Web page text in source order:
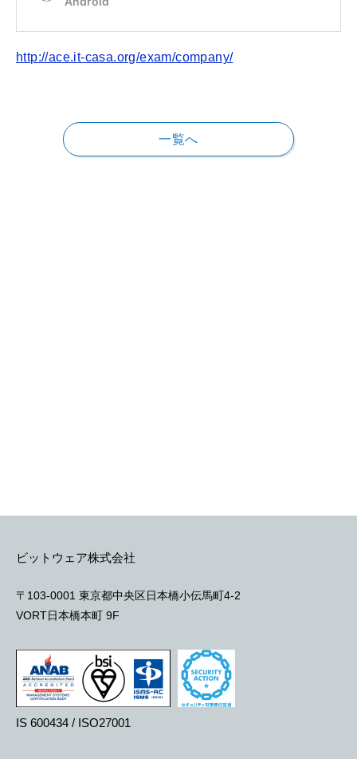
http://ace.it-casa.org/exam/company/
一覧へ
ビットウェア株式会社
〒103-0001 東京都中央区日本橋小伝馬町4-2
VORT日本橋本町 9F
IS 600434 / ISO27001